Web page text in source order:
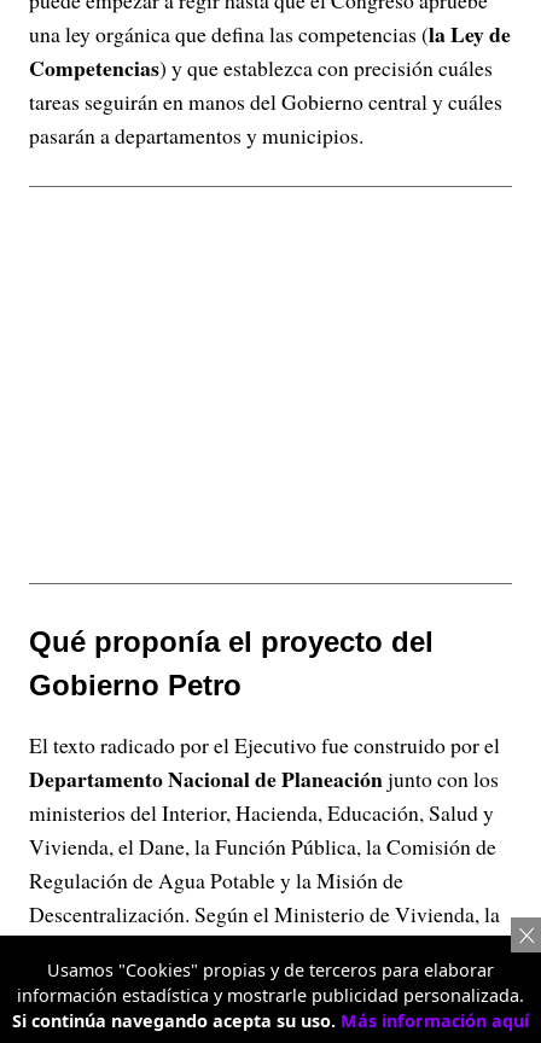
una ley orgánica que defina las competencias (la Ley de
Competencias) y que establezca con precisión cuáles
tareas seguirán en manos del Gobierno central y cuáles
pasarán a departamentos y municipios.
Qué proponía el proyecto del
Gobierno Petro
El texto radicado por el Ejecutivo fue construido por el
Departamento Nacional de Planeaciónjunto con los
ministerios del Interior, Hacienda, Educación, Salud y
Vivienda, el Dane, la Función Pública, la Comisión de
Regulación de Agua Potable y la Misión de
Descentralización. Según el Ministerio de Vivienda, la
trabajo, y antes de su radicación surtió un proceso de
consulta previa con pueblos indígenas que se
Usamos "Cookies" propias y de terceros para elaborar
información estadística y mostrarle publicidad personalizada.
Si continúa navegando acepta su uso. Más información aquí